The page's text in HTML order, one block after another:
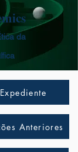
da
Expediente
Anteriores